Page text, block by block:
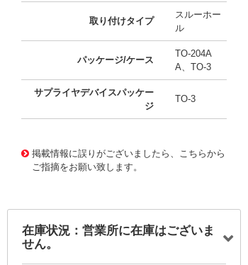
取り付けタイプ
スルーホー
ル
パッケージ/ケース
TO-204A
A、TO-3
サプライヤデバイスパッケー
ジ
TO-3
掲載情報に誤りがございましたら、こちらから
ご指摘をお願い致します。
在庫状況：営業所に在庫はございま
せん。